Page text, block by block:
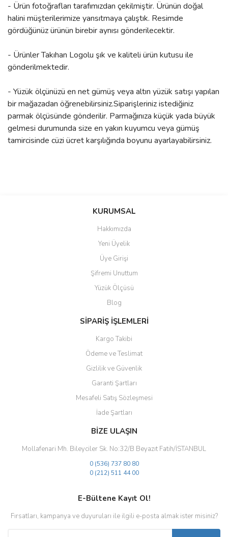
- Ürün fotoğrafları tarafımızdan çekilmiştir. Ürünün doğal
halini müşterilerimize yansıtmaya çalıştık. Resimde
gördüğünüz ürünün birebir aynısı gönderilecektir.
- Ürünler Takıhan Logolu şık ve kaliteli ürün kutusu ile
gönderilmektedir.
- Yüzük ölçünüzü en net gümüş veya altın yüzük satışı yapılan
bir mağazadan öğrenebilirsiniz.Siparişleriniz istediğiniz
parmak ölçüsünde gönderilir. Parmağınıza küçük yada büyük
gelmesi durumunda size en yakın kuyumcu veya gümüş
tamircisinde cüzi ücret karşılığında boyunu ayarlayabilirsiniz.
Bu ürüne ilk yorumu siz yapın!
Yorum Yaz
Ürün resmi kalitesiz, bozuk veya görüntülenemiyor.
Ürün açıklamasında eksik bilgiler bulunuyor.
Ürün bilgilerinde hatalar bulunuyor.
Ürün fiyatı diğer sitelerden daha pahalı.
Bu ürüne benzer farklı alternatifler olmalı.
Gönder
KURUMSAL
Hakkımızda
Yeni Üyelik
Üye Girişi
Şifremi Unuttum
Yüzük Ölçüsü
Blog
SİPARİŞ İŞLEMLERİ
Kargo Takibi
Ödeme ve Teslimat
Gizlilik ve Güvenlik
Garanti Şartları
Mesafeli Satış Sözleşmesi
İade Şartları
BİZE ULAŞIN
Mollafenari Mh. Bileyciler Sk. No:32/B Beyazıt Fatih/İSTANBUL
0 (536) 737 80 80
0 (212) 511 44 00
E-Bültene Kayıt Ol!
Fırsatları, kampanya ve duyuruları ile ilgili e-posta almak ister misiniz?